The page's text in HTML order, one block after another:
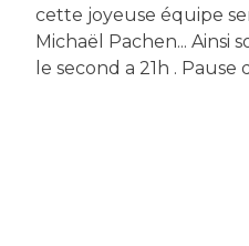
cette joyeuse équipe
Michaël Pachen... Ainsi
le second a 21h .